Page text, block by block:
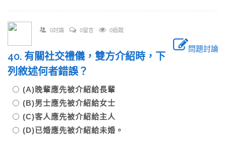
0討論 0留言 0追蹤
問題討論
40. 有關社交禮儀，雙方介紹時，下
列敘述何者錯誤？
(A)晚輩應先被介紹給長輩
(B)男士應先被介紹給女士
(C)客人應先被介紹給主人
(D)已婚應先被介紹給未婚。